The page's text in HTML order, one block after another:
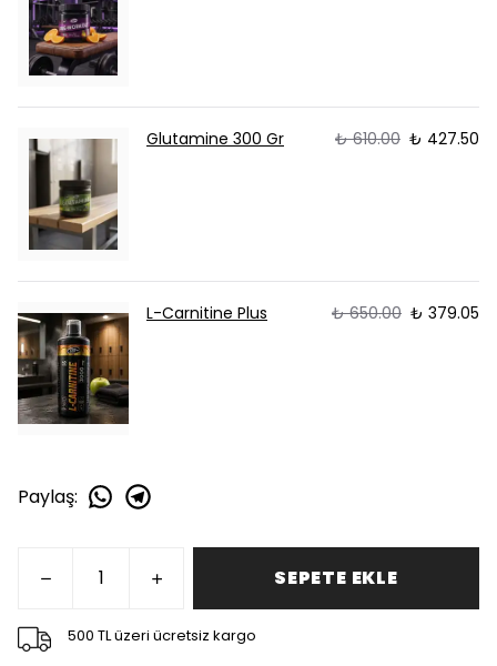
Glutamine 300 Gr ₺ 610.00 ₺ 427.50
L-Carnitine Plus ₺ 650.00 ₺ 379.05
Paylaş:
SEPETE EKLE
500 TL üzeri ücretsiz kargo